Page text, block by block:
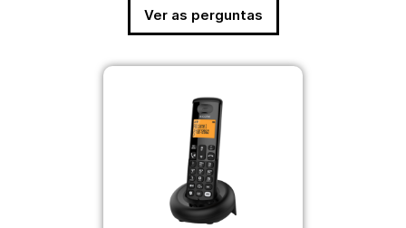
Ver as perguntas